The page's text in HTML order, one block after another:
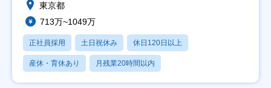
東京都
713万~1049万
正社員採用 土日祝休み 休日120日以上
産休・育休あり 月残業20時間以内